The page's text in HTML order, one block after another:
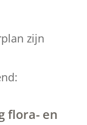
zijn
flora- en